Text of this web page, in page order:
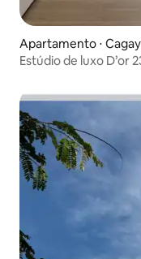
Apartamento ⋅
Estúdio de luxo D’or